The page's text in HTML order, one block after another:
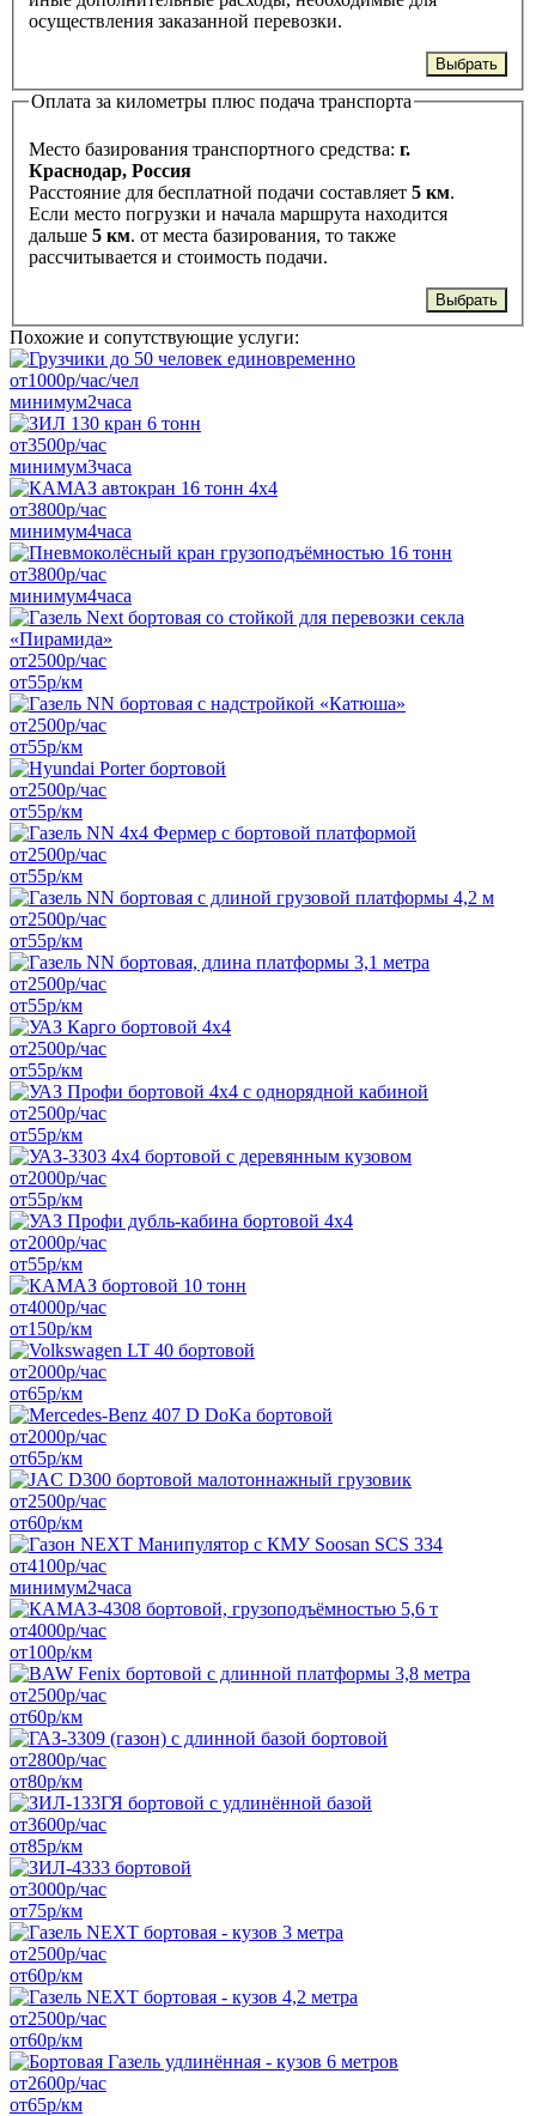
осуществления заказанной перевозки.
Выбрать
Оплата за километры плюс подача транспорта
Место базирования транспортного средства: г.
Краснодар, Россия
Расстояние для бесплатной подачи составляет 5 км.
Если место погрузки и начала маршрута находится
дальше 5 км. от места базирования, то также
рассчитывается и стоимость подачи.
Выбрать
Похожие и сопутствующие услуги:
от1000р/час/чел
минимум2часа
от3500р/час
минимум3часа
от3800р/час
минимум4часа
от3800р/час
минимум4часа
от2500р/час
от55р/км
от2500р/час
от55р/км
от2500р/час
от55р/км
от2500р/час
от55р/км
от2500р/час
от55р/км
от2500р/час
от55р/км
от2500р/час
от55р/км
от2500р/час
от55р/км
от2000р/час
от55р/км
от2000р/час
от55р/км
от4000р/час
от150р/км
от2000р/час
от65р/км
от2000р/час
от65р/км
от2500р/час
от60р/км
от4100р/час
минимум2часа
от4000р/час
от100р/км
от2500р/час
от60р/км
от2800р/час
от80р/км
от3600р/час
от85р/км
от3000р/час
от75р/км
от2500р/час
от60р/км
от2500р/час
от60р/км
от2600р/час
от65р/км